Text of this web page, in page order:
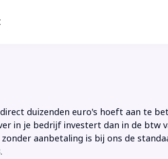
duizenden euro's hoeft aan te
in je bedrijf investert dan in de btw
aanbetaling is bij ons de